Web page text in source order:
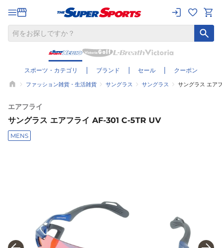
スポーツ・カテゴリ ブランド セール クーポン
ファッション雑貨・生活雑貨 サングラス サングラス サングラス エア
エアフライ
サングラス エアフライ AF-301 C-5TR UV
MENS